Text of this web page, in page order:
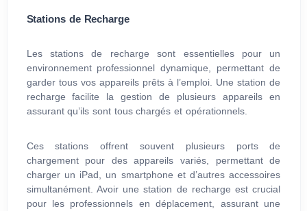
Stations de Recharge
Les stations de recharge sont essentielles pour un
environnement professionnel dynamique, permettant de
garder tous vos appareils prêts à l’emploi. Une station de
recharge facilite la gestion de plusieurs appareils en
assurant qu’ils sont tous chargés et opérationnels.
Ces stations offrent souvent plusieurs ports de
chargement pour des appareils variés, permettant de
charger un iPad, un smartphone et d’autres accessoires
simultanément. Avoir une station de recharge est crucial
pour les professionnels en déplacement, assurant une